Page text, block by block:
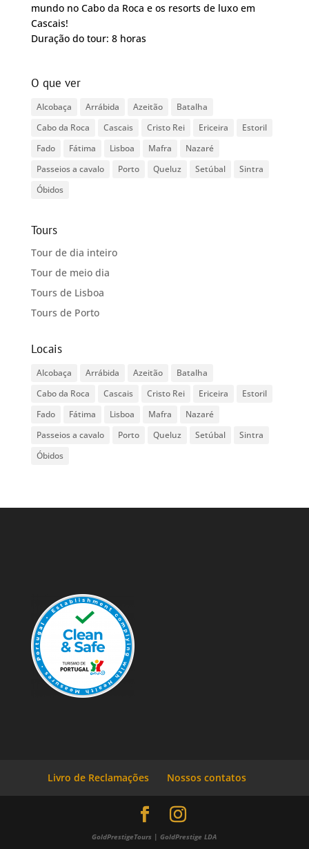
mundo no Cabo da Roca e os resorts de luxo em
Cascais!
Duração do tour: 8 horas
O que ver
Alcobaça Arrábida Azeitão
Batalha
Cabo da Roca
Cascais Cristo Rei Ericeira
Estoril
Fado
Fátima Lisboa Mafra
Nazaré
Passeios a cavalo
Porto Queluz Setúbal
Sintra
Óbidos
Tours
Tour de dia inteiro
Tour de meio dia
Tours de Lisboa
Tours de Porto
Locais
Alcobaça Arrábida Azeitão
Batalha
Cabo da Roca
Cascais Cristo Rei Ericeira
Estoril
Fado
Fátima Lisboa Mafra
Nazaré
Passeios a cavalo
Porto Queluz Setúbal
Sintra
Óbidos
Livro de Reclamações Nossos contatos
GoldPrestigeTours | GoldPrestige LDA